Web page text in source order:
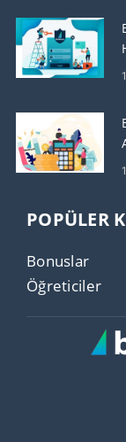
POPÜLER
Bonuslar
Öğreticiler